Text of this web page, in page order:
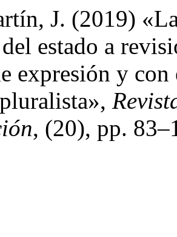
J. (2019)
estado a
expresión y
, (20), pp.